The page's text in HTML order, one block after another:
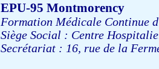
EPU-95 Montmorency
Formation Médicale Continue
Siège Social : Centre
Secrétariat : 16, rue de la